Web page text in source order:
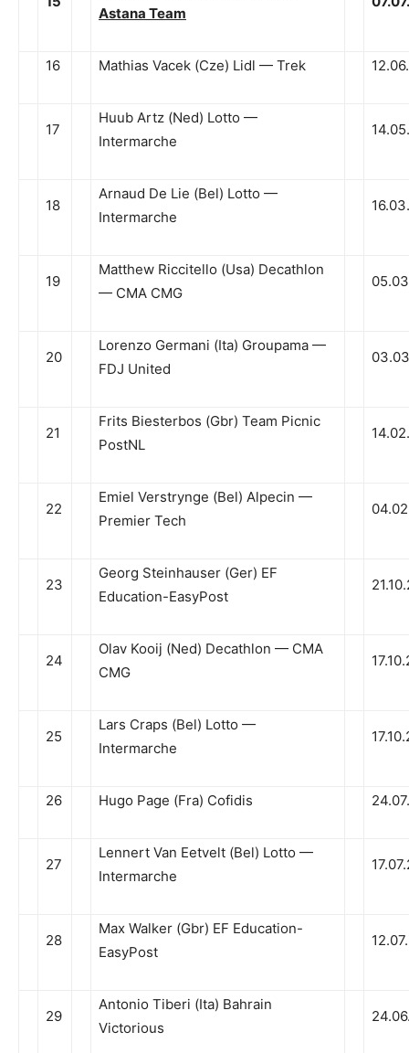
Astana Team
16 Mathias Vacek (Cze) Lidl — Trek
17
Huub Artz (Ned) Lotto —
Intermarche
18
Arnaud De Lie (Bel) Lotto —
Intermarche
19
Matthew Riccitello (Usa) Decathlon
— CMA CMG
20
Lorenzo Germani (Ita) Groupama —
FDJ United
21
Frits Biesterbos (Gbr) Team Picnic
PostNL
22
Emiel Verstrynge (Bel) Alpecin —
Premier Tech
23
Georg Steinhauser (Ger) EF
Education-EasyPost
24
Olav Kooij (Ned) Decathlon — CMA
CMG
25
Lars Craps (Bel) Lotto —
Intermarche
26 Hugo Page (Fra) Cofidis
27
Lennert Van Eetvelt (Bel) Lotto —
Intermarche
28
Max Walker (Gbr) EF Education-
EasyPost
29
Antonio Tiberi (Ita) Bahrain
Victorious